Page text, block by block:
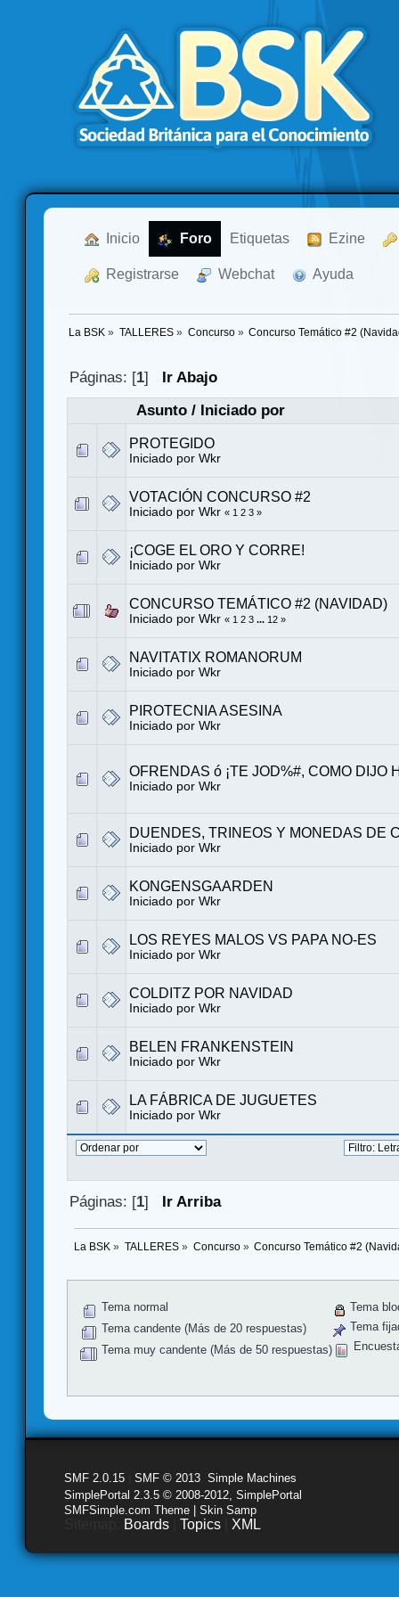
Inicio Foro Etiquetas Ezine
Registrarse Webchat Ayuda
La BSK » TALLERES» Concurso» Concurso Temático #2
Páginas: [1]
Ir Abajo
Asunto/ Iniciado por
PROTEGIDO
Iniciado por Wkr
VOTACIÓN CONCURSO #2
Iniciado por Wkr « 1 2 3 »
¡COGE EL ORO Y CORRE!
Iniciado por Wkr
CONCURSO TEMÁTICO #2 (NAVIDAD)
Iniciado por Wkr « 1 2 3 ... 12 »
NAVITATIX ROMANORUM
Iniciado por Wkr
PIROTECNIA ASESINA
Iniciado por Wkr
OFRENDAS ó ¡TE JOD%#, COMO DIJO
Iniciado por Wkr
DUENDES, TRINEOS Y MONEDAS DE
Iniciado por Wkr
KONGENSGAARDEN
Iniciado por Wkr
LOS REYES MALOS VS PAPA NO-ES
Iniciado por Wkr
COLDITZ POR NAVIDAD
Iniciado por Wkr
BELEN FRANKENSTEIN
Iniciado por Wkr
LA FÁBRICA DE JUGUETES
Iniciado por Wkr
Páginas: [1] Ir Arriba
La BSK » TALLERES» Concurso» Concurso Temático #2
Tema normal
Tema candente (Más de 20 respuestas)
Tema muy candente (Más de 50 respuestas)
Tema
Tema
SMF 2.0.15 SMF © 2013 Simple Machines
SimplePortal 2.3.5 © 2008-2012, SimplePortal
SMFSimple.com Theme | Skin Samp
Boards Topics XML